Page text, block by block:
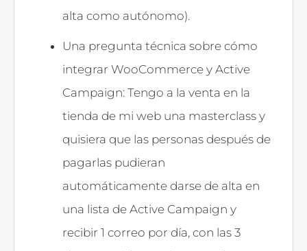
alta como autónomo).
Una pregunta técnica sobre cómo
integrar WooCommerce y Active
Campaign: Tengo a la venta en la
tienda de mi web una masterclass y
quisiera que las personas después de
pagarlas pudieran
automáticamente darse de alta en
una lista de Active Campaign y
recibir 1 correo por día, con las 3